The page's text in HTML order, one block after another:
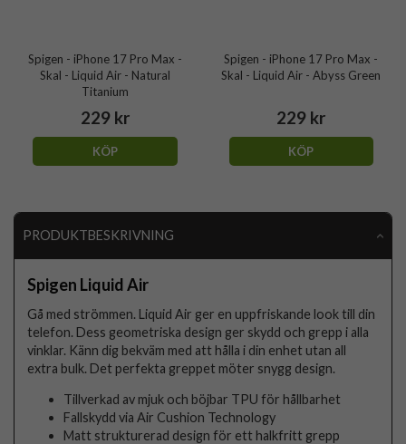
Spigen - iPhone 17 Pro Max -
Skal - Liquid Air - Natural
Titanium
229 kr
KÖP
Spigen - iPhone 17 Pro Max -
Skal - Liquid Air - Abyss Green
229 kr
KÖP
PRODUKTBESKRIVNING
Spigen Liquid Air
Gå med strömmen. Liquid Air ger en uppfriskande look till din
telefon. Dess geometriska design ger skydd och grepp i alla
vinklar. Känn dig bekväm med att hålla i din enhet utan all
extra bulk. Det perfekta greppet möter snygg design.
Tillverkad av mjuk och böjbar TPU för hållbarhet
Fallskydd via Air Cushion Technology
Matt strukturerad design för ett halkfritt grepp